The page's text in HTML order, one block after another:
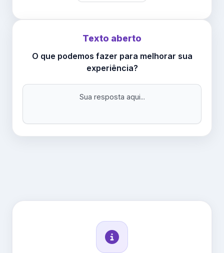
Texto aberto
O que podemos fazer para melhorar sua
experiência?
Sua resposta aqui...